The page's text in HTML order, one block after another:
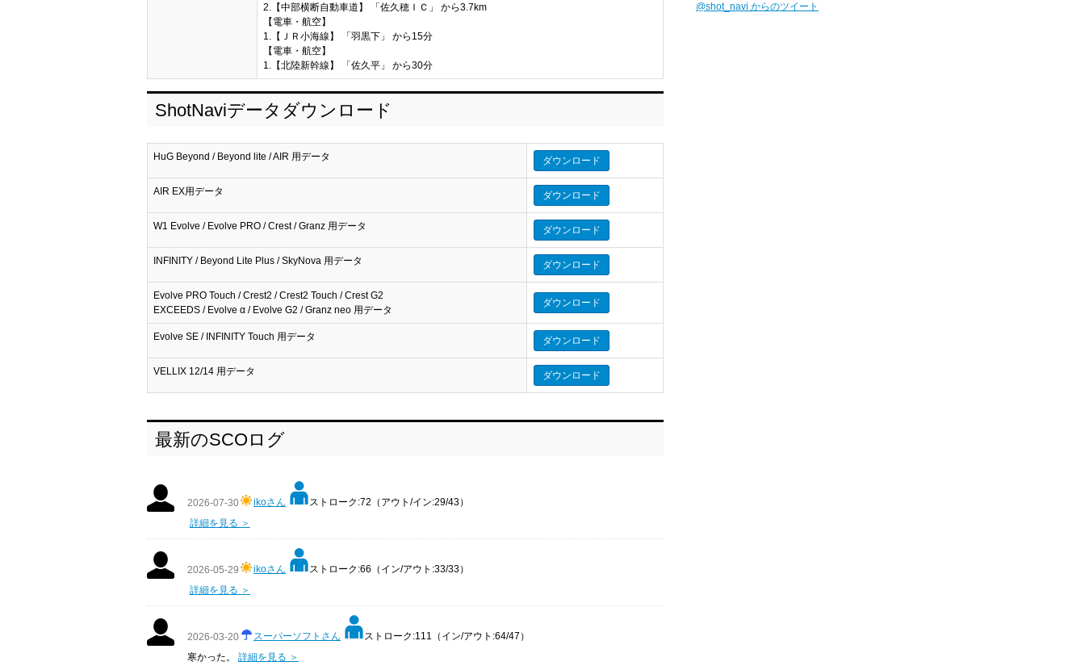
2.【中部横断自動車道】 「佐久穂ＩＣ」 から3.7km
【電車・航空】
1.【ＪＲ小海線】 「羽黒下」 から15分
【電車・航空】
1.【北陸新幹線】 「佐久平」 から30分
ShotNaviデータダウンロード
HuG Beyond / Beyond lite / AIR 用データ ダウンロード
AIR EX用データ ダウンロード
W1 Evolve / Evolve PRO / Crest / Granz 用データ ダウンロード
INFINITY / Beyond Lite Plus / SkyNova 用データ ダウンロード
Evolve PRO Touch / Crest2 / Crest2 Touch / Crest G2
EXCEEDS / Evolve α / Evolve G2 / Granz neo 用データ
ダウンロード
Evolve SE / INFINITY Touch 用データ ダウンロード
VELLIX 12/14 用データ ダウンロード
最新のSCOログ
2026-07-30 ikoさん
ストローク:72（アウト/イン:29/43）
詳細を見る ＞
2026-05-29 ikoさん
ストローク:66（イン/アウト:33/33）
詳細を見る ＞
2026-03-20 スーパーソフトさん
ストローク:111（イン/アウト:64/47）
寒かった。 詳細を見る ＞
@shot_navi からのツイート